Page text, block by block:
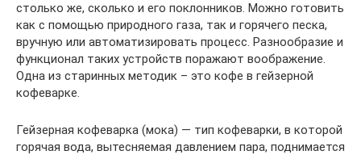
столько же, сколько и его поклонников. Можно готовить
как с помощью природного газа, так и горячего песка,
вручную или автоматизировать процесс. Разнообразие и
функционал таких устройств поражают воображение.
Одна из старинных методик – это кофе в гейзерной
кофеварке.
Гейзерная кофеварка (мока) — тип кофеварки, в которой
горячая вода, вытесняемая давлением пара, поднимается